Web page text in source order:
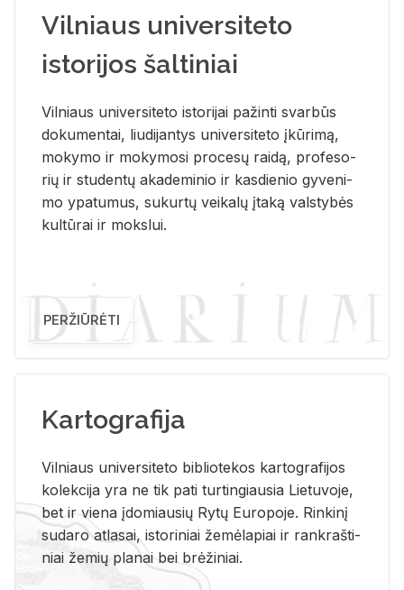
Vilniaus universiteto
istorijos šaltiniai
Vil­niaus uni­ver­si­te­to is­to­ri­jai pa­žin­ti svar­būs
do­ku­men­tai, liu­di­jan­tys uni­ver­si­te­to įkū­ri­mą,
mo­ky­mo ir mo­ky­mo­si pro­ce­sų rai­dą, pro­fe­so­
rių ir stu­den­tų aka­de­mi­nio ir kas­die­nio gy­ve­ni­
mo ypa­tu­mus, su­kur­tų vei­ka­lų įta­ką vals­ty­bės
kul­tū­rai ir moks­lui.
PERŽIŪRĖTI
Kartografija
Vil­niaus uni­ver­si­te­to bi­b­lio­te­kos kar­to­gra­fi­jos
ko­lek­ci­ja yra ne tik pati tur­tin­giau­sia Lie­tu­vo­je,
bet ir vie­na įdo­miau­sių Rytų Eu­ro­po­je. Rin­ki­nį
su­da­ro at­la­sai, is­to­ri­niai že­mė­la­piai ir rank­raš­ti­
niai že­mių pla­nai bei brė­ži­niai.